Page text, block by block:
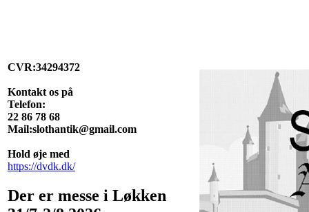
CVR:34294372
Kontakt os på
Telefon:
22 86 78 68
Mail:slothantik@gmail.com
Hold øje med
https://dvdk.dk/
Der er messe i Løkken